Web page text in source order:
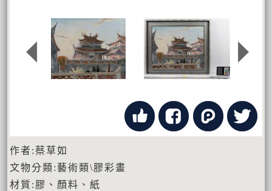
作者:蔡草如
文物分類:藝術類\膠彩畫
材質:膠、顏料、紙